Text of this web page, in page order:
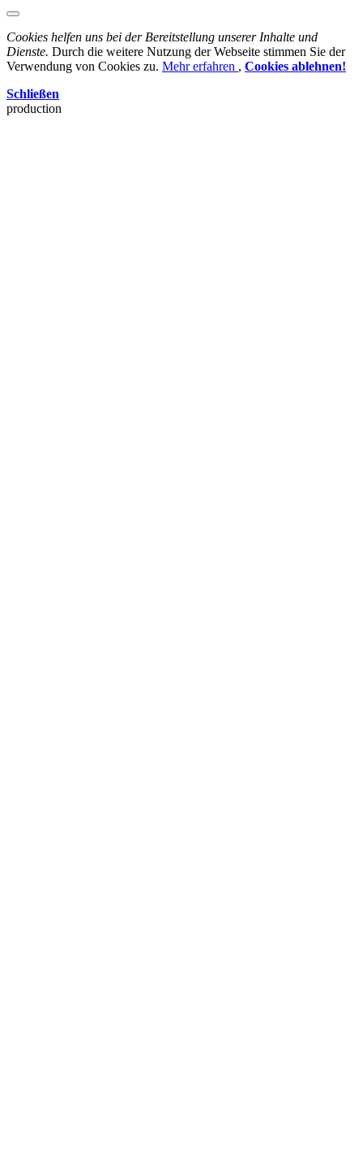
Cookies helfen uns bei der Bereitstellung unserer Inhalte und
Dienste. Durch die weitere Nutzung der Webseite stimmen Sie der
Verwendung von Cookies zu. Mehr erfahren , Cookies ablehnen!
Schließen
production